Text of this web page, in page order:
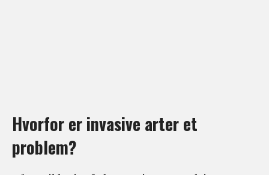
Hvorfor er invasive arter et
problem?